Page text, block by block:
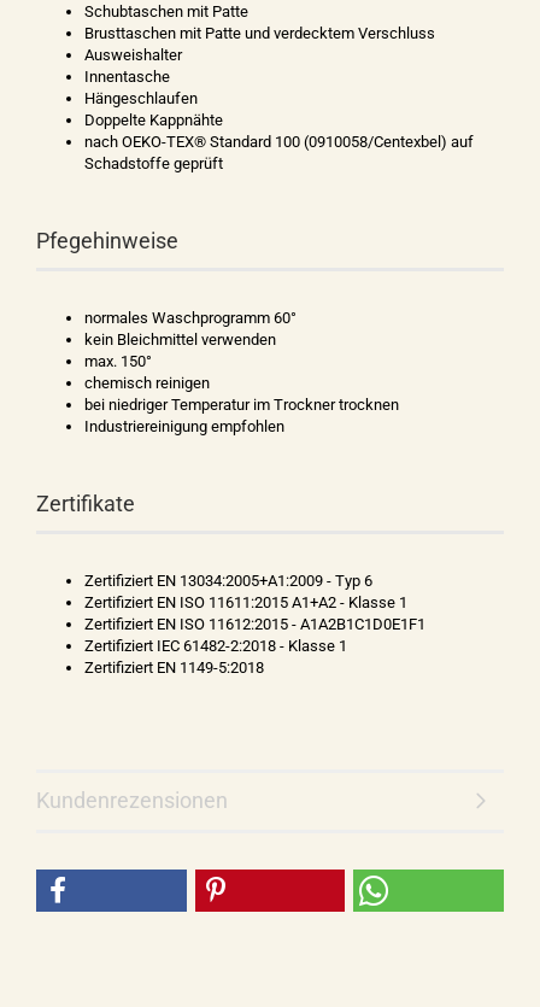
Schubtaschen mit Patte
Brusttaschen mit Patte und verdecktem Verschluss
Ausweishalter
Innentasche
Hängeschlaufen
Doppelte Kappnähte
nach OEKO-TEX® Standard 100 (0910058/Centexbel) auf
Schadstoffe geprüft
Pfegehinweise
normales Waschprogramm 60°
kein Bleichmittel verwenden
max. 150°
chemisch reinigen
bei niedriger Temperatur im Trockner trocknen
Industriereinigung empfohlen
Zertifikate
Zertifiziert EN 13034:2005+A1:2009 - Typ 6
Zertifiziert EN ISO 11611:2015 A1+A2 - Klasse 1
Zertifiziert EN ISO 11612:2015 - A1A2B1C1D0E1F1
Zertifiziert IEC 61482-2:2018 - Klasse 1
Zertifiziert EN 1149-5:2018
Kundenrezensionen